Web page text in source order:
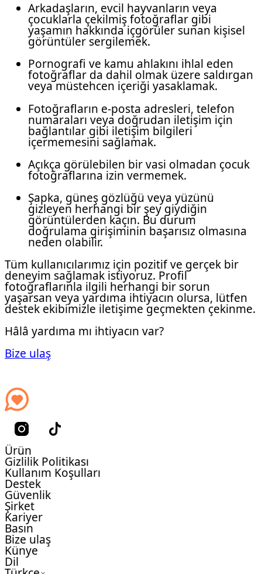
Arkadaşların, evcil hayvanların veya
çocuklarla çekilmiş fotoğraflar gibi
yaşamın hakkında içgörüler sunan kişisel
görüntüler sergilemek.
Pornografi ve kamu ahlakını ihlal eden
fotoğraflar da dahil olmak üzere saldırgan
veya müstehcen içeriği yasaklamak.
Fotoğrafların e-posta adresleri, telefon
numaraları veya doğrudan iletişim için
bağlantılar gibi iletişim bilgileri
içermemesini sağlamak.
Açıkça görülebilen bir vasi olmadan çocuk
fotoğraflarına izin vermemek.
Şapka, güneş gözlüğü veya yüzünü
gizleyen herhangi bir şey giydiğin
görüntülerden kaçın. Bu durum
doğrulama girişiminin başarısız olmasına
neden olabilir.
Tüm kullanıcılarımız için pozitif ve gerçek bir
deneyim sağlamak istiyoruz. Profil
fotoğraflarınla ilgili herhangi bir sorun
yaşarsan veya yardıma ihtiyacın olursa, lütfen
destek ekibimizle iletişime geçmekten çekinme.
Hâlâ yardıma mı ihtiyacın var?
Bize ulaş
Ürün
Gizlilik Politikası
Kullanım Koşulları
Destek
Güvenlik
Şirket
Kariyer
Basın
Bize ulaş
Künye
Dil